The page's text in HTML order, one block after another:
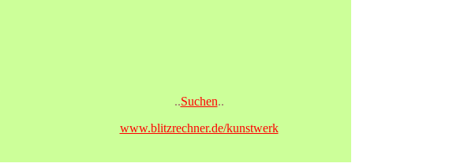
..Suchen..
www.blitzrechner.de/kunstwerk